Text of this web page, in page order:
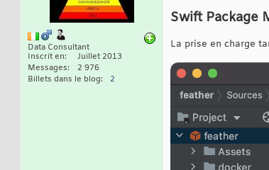
Data Consultant
Inscrit en
Juillet 2013
Messages
2 976
Billets dans le blog
2
Swift Package
La prise en charge